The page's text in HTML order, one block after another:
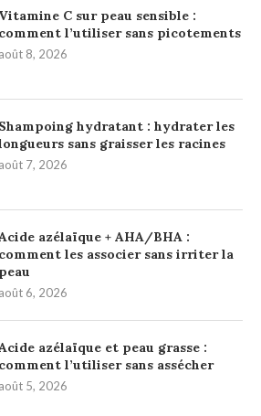
Vitamine C sur peau sensible :
comment l’utiliser sans picotements
août 8, 2026
Shampoing hydratant : hydrater les
sans graisser les racines
août 7, 2026
azélaïque + AHA/BHA :
comment les associer sans irriter la
peau
août 6, 2026
azélaïque et peau grasse :
comment l’utiliser sans assécher
août 5, 2026